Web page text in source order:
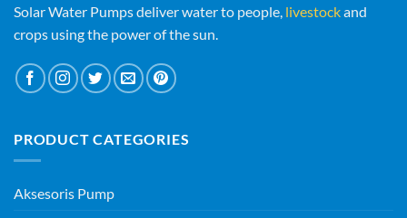
Solar Water Pumps deliver water to people, livestockand
crops using the power of the sun.
PRODUCT CATEGORIES
Aksesoris Pump